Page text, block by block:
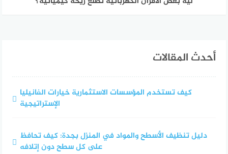
أحدث المقالات
كيف تستخدم المؤسسات الاستثمارية خيارات الفانيليا
الإستراتيجية
دليل تنظيف الأسطح والمواد في المنزل بجدة: كيف تحافظ
على كل سطح دون إتلافه